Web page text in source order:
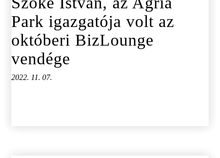
Park igazgatója volt az
októberi BizLounge
vendége
2022. 11. 07.